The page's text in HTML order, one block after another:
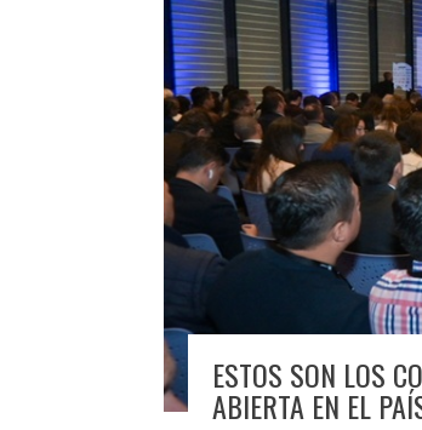
ESTOS SON LOS
ABIERTA EN EL